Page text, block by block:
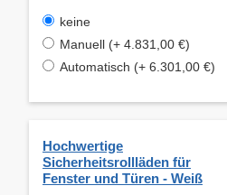
keine
Manuell (+ 4.831,00 €)
Automatisch (+ 6.301,00 €)
Hochwertige
Sicherheitsrollläden für
Fenster und Türen - Weiß